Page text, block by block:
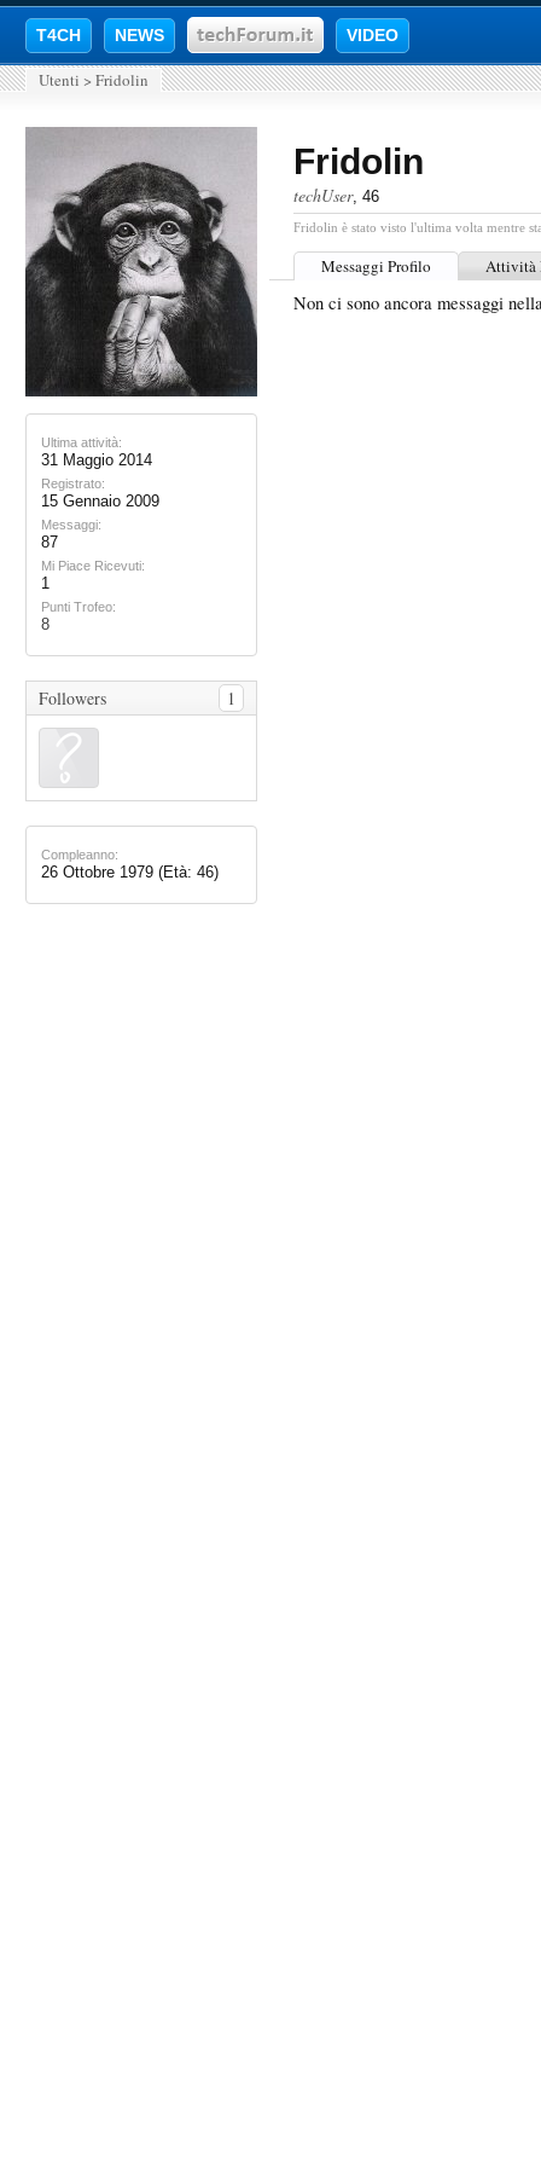
T4CH NEWS VIDEO
Utenti > Fridolin
Ultima attività:
31 Maggio 2014
Registrato:
15 Gennaio 2009
Messaggi:
87
Mi Piace Ricevuti:
1
Punti Trofeo:
8
Followers 1
Compleanno:
26 Ottobre 1979 (Età: 46)
Fridolin
techUser, 46
Fridolin è stato visto l'ultima volta mentre
Messaggi Profilo Attività
Non ci sono ancora messaggi